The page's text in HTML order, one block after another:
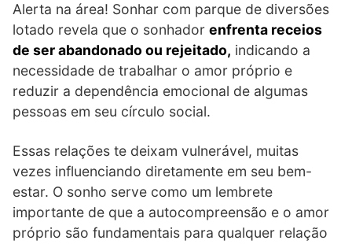
Alerta na área! Sonhar com parque de diversões
lotado revela que o sonhador enfrenta receios
de ser abandonado ou rejeitado, indicando a
necessidade de trabalhar o amor próprio e
reduzir a dependência emocional de algumas
pessoas em seu círculo social.
Essas relações te deixam vulnerável, muitas
vezes influenciando diretamente em seu bem-
estar. O sonho serve como um lembrete
importante de que a autocompreensão e o amor
próprio são fundamentais para qualquer relação